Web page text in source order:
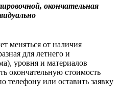
окончательная
меняться от наличия
для летнего и
уровня и материалов
окончательную стоимость
телефону или оставить заявку